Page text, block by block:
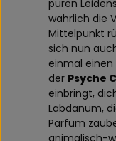
puren
wahrlich die
Mittelpunkt
sich nun
einmal
der Psyche
einbringt,
Labdanum,
Parfum